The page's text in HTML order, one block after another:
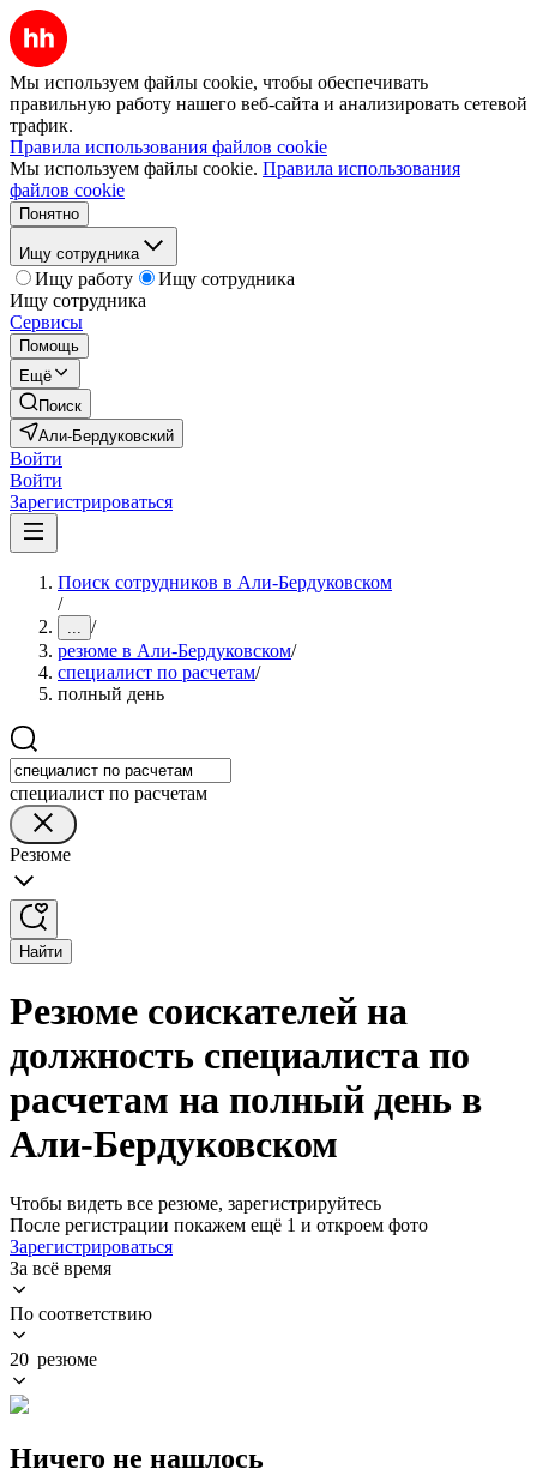
Мы используем файлы cookie, чтобы обеспечивать
правильную работу нашего веб-сайта и анализировать сетевой
трафик.
Правила использования файлов cookie
Мы используем файлы cookie. Правила использования
файлов cookie
Понятно
Ищу сотрудника
Ищу работу
Ищу сотрудника
Ищу сотрудника
Сервисы
Помощь
Ещё
Поиск
Али-Бердуковский
Войти
Войти
Зарегистрироваться
Поиск сотрудников в Али-Бердуковском
/
... /
резюме в Али-Бердуковском/
специалист по расчетам/
полный день
специалист по расчетам
Резюме
Найти
Резюме соискателей на
должность специалиста по
расчетам на полный день в
Али-Бердуковском
Чтобы видеть все резюме, зарегистрируйтесь
После регистрации покажем ещё 1 и откроем фото
Зарегистрироваться
За всё время
По соответствию
20 резюме
Ничего не нашлось